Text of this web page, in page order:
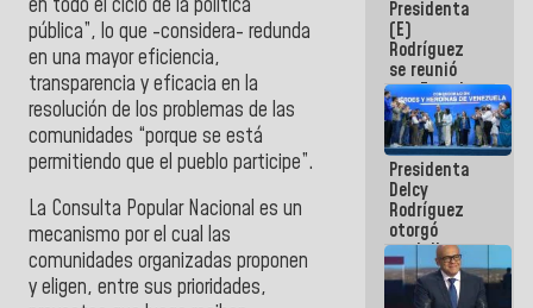
pública”, lo que -considera- redunda
en una mayor eficiencia,
transparencia y eficacia en la
resolución de los problemas de las
comunidades “porque se está
permitiendo que el pueblo participe”.
La Consulta Popular Nacional es un
mecanismo por el cual las
comunidades organizadas proponen
y eligen, entre sus prioridades,
Presidenta
(E)
Rodríguez
se reunió
con Estado
Mayor
Eléctrico
para
abordar
planes de
acción
Presidenta
Delcy
Rodríguez
otorgó
medalla
"Héroe de
Venezuela"